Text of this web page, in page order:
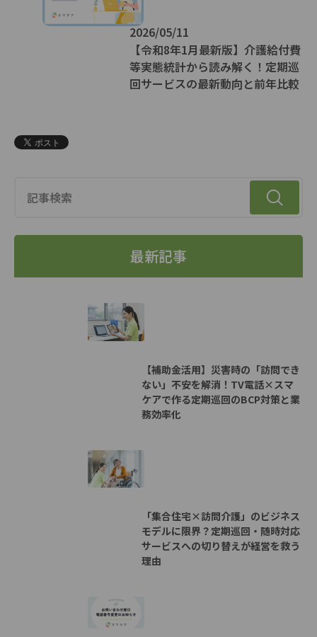
2026/05/11
【令和8年1月最新版】介護給付費
等実態統計から読み解く！定期巡
回サービスの最新動向と前年比較
最新記事
【補助金活用】災害時の「訪問でき
ない」不安を解消！TV電話×スマ
ケアで作る定期巡回のBCP対策と業
務効率化
「集合住宅×訪問介護」のビジネス
モデルに限界？定期巡回・随時対応
サービスへの切り替えが経営を救う
理由